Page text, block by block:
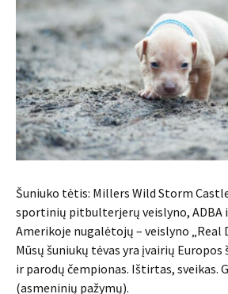
Šuniuko tėtis: Millers Wild Storm
sportinių pitbulterjerų veislyno, ADBA
Amerikoje nugalėtojų – veislyno „Real
Mūsų šuniukų tėvas yra įvairių
ir parodų čempionas. Ištirtas, sveikas.
(asmeninių pažymų).